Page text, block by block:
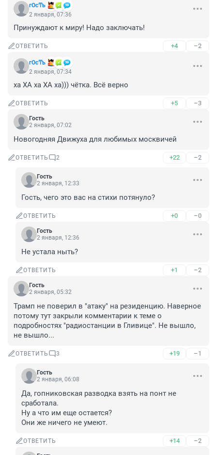
гОсͲь
2 января, 07:36
Принуждают к миру! Надо заключать!
ОТВЕТИТЬ +4 –2
гОсͲь
2 января, 07:34
ха ХА ха ХА ха))) чётка. Всё верно
ОТВЕТИТЬ +5 –3
Гость
2 января, 07:02
Новогодняя Движуха для любимых москвичей
ОТВЕТИТЬ 2 +22 –2
Гость
2 января, 12:33
Гость, чего это вас на стихи потянуло?
ОТВЕТИТЬ +0 –0
Гость
2 января, 12:36
Не устала ныть?
ОТВЕТИТЬ +1 –2
Гость
2 января, 05:32
Трамп не поверил в "атаку" на резиденцию. Наверное
потому тут закрыли комментарии к теме о
подробностях "радиостанции в Гливице". Не вышло,
не вышло...
ОТВЕТИТЬ 3 +19 –1
Гость
2 января, 06:08
Да, гопниковская разводка взять на понт не
сработала.
Ну а что им еще остается?
Они же ничего не умеют.
ОТВЕТИТЬ +14 –2